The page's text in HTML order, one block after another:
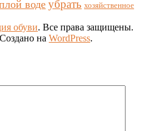
воде убрать хозяйственное
обуви. Все права защищены.
на WordPress.